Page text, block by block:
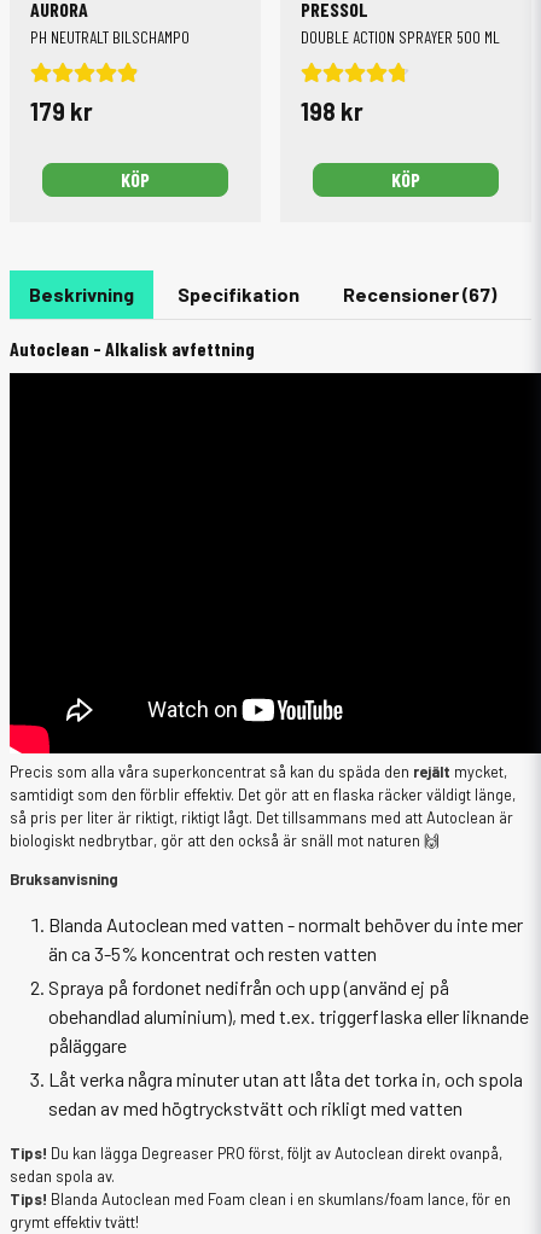
Beskrivning Specifikation Recensioner (67)
Autoclean - Alkalisk avfettning
Precis som alla våra superkoncentrat så kan du späda den rejält mycket,
samtidigt som den förblir effektiv. Det gör att en flaska räcker väldigt länge,
så pris per liter är riktigt, riktigt lågt. Det tillsammans med att Autoclean är
biologiskt nedbrytbar, gör att den också är snäll mot naturen 🙌
Bruksanvisning
Blanda Autoclean med vatten - normalt behöver du inte mer
än ca 3-5% koncentrat och resten vatten
Spraya på fordonet nedifrån och upp (använd ej på
obehandlad aluminium), med t.ex. triggerflaska eller liknande
påläggare
Låt verka några minuter utan att låta det torka in, och spola
sedan av med högtryckstvätt och rikligt med vatten
Tips! Du kan lägga Degreaser PRO först, följt av Autoclean direkt ovanpå,
sedan spola av.
Tips! Blanda Autoclean med Foam clean i en skumlans/foam lance, för en
grymt effektiv tvätt!
AURORA
PH NEUTRALT BILSCHAMPO
179 kr
KÖP
PRESSOL
DOUBLE ACTION SPRAYER 500 ML
198 kr
KÖP